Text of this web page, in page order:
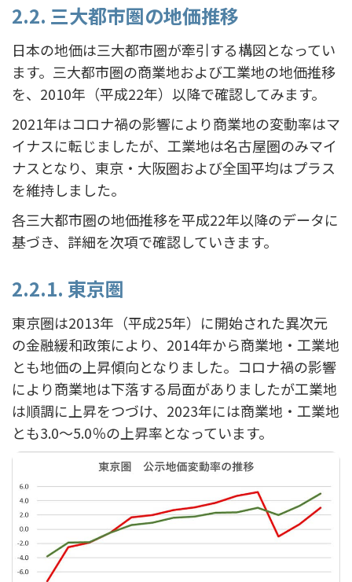
2.2. 三大都市圏の地価推移
日本の地価は三大都市圏が牽引する構図となってい
ます。三大都市圏の商業地および工業地の地価推移
を、2010年（平成22年）以降で確認してみます。
2021年はコロナ禍の影響により商業地の変動率はマ
イナスに転じましたが、工業地は名古屋圏のみマイ
ナスとなり、東京・大阪圏および全国平均はプラス
を維持しました。
各三大都市圏の地価推移を平成22年以降のデータに
基づき、詳細を次項で確認していきます。
2.2.1. 東京圏
東京圏は2013年（平成25年）に開始された異次元
の金融緩和政策により、2014年から商業地・工業地
とも地価の上昇傾向となりました。コロナ禍の影響
により商業地は下落する局面がありましたが工業地
は順調に上昇をつづけ、2023年には商業地・工業地
とも3.0～5.0％の上昇率となっています。